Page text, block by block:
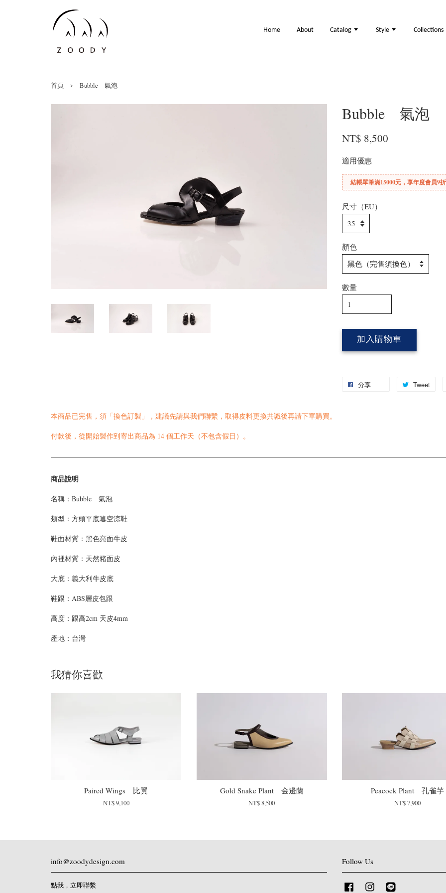
Home About Catalog Style Collections
首頁 › Bubble 氣泡
Bubble 氣泡
NT$ 8,500
適用優惠
結帳單筆滿15000元，享年度會員9
尺寸（EU）
顏色
數量
加入購物車
分享 Tweet
本商品已完售，須「換色訂製」，建議先請與我們聯繫 ，取得皮料更換共識後再請下單購買。
付款後，從開始製作到寄出商品為 14 個工作天（不包含假日）。
商品說明
名稱：Bubble 氣泡
類型： 方頭平底簍空涼鞋
鞋面材質： 黑色亮面牛皮
內裡材質：天然豬面皮
大底：義大利牛皮底
鞋跟：ABS層皮包跟
高度： 跟高2cm 天皮4mm
產地：台灣
我猜你喜歡
Paired Wings 比翼
NT$ 9,100
Gold Snake Plant 金邊蘭
NT$ 8,500
Peacock Plant 孔雀芋
NT$ 7,900
info@zoodydesign.com
點我，立即聯繫
Follow Us
Facebook Instagram